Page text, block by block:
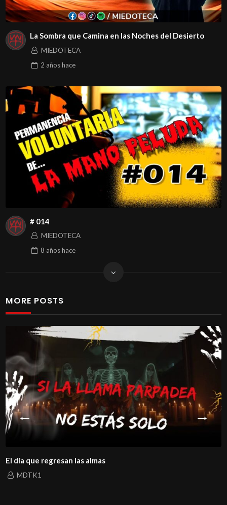
La Sombra que Camina en las Noches del Desierto
MIEDOTECA
2 añoshace
# 014
MIEDOTECA
8 añoshace
MORE POSTS
El día que regresan las almas
MDTK1